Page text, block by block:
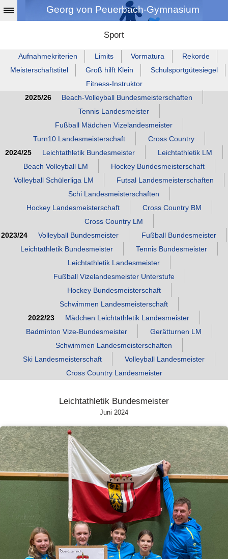
Georg von Peuerbach-Gymnasium
Sport
Aufnahmekriterien Limits Vormatura
Rekorde
Meisterschaftstitel
Groß hilft Klein
Schulsportgütesiegel
Fitness‑Instruktor
2025/26
Beach‑Volleyball Bundesmeisterschaften
Tennis Landesmeister
Fußball Mädchen Vizelandesmeister
Turn10 Landesmeisterschaft
Cross Country
2024/25
Leichtathletik Bundesmeister
Leichtathletik LM
Beach Volleyball LM
Hockey Bundesmeisterschaft
Volleyball Schülerliga LM
Futsal Landesmeisterschaften
Schi Landesmeisterschaften
Hockey Landesmeisterschaft
Cross Country BM
Cross Country LM
2023/24
Volleyball Bundesmeister
Fußball Bundesmeister
Leichtathletik Bundesmeister
Tennis Bundesmeister
Leichtathletik Landesmeister
Fußball Vizelandesmeister Unterstufe
Hockey Bundesmeisterschaft
Schwimmen Landesmeisterschaft
2022/23
Mädchen Leichtathletik Landesmeister
Badminton Vize‑Bundesmeister
Gerätturnen LM
Schwimmen Landesmeisterschaften
Ski Landesmeisterschaft
Volleyball Landesmeister
Cross Country Landesmeister
Leichtathletik Bundesmeister
Juni 2024